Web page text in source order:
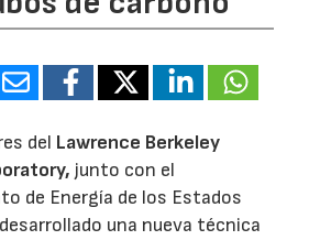
del Lawrence Berkeley
junto con el
de Energía de los Estados
una nueva técnica